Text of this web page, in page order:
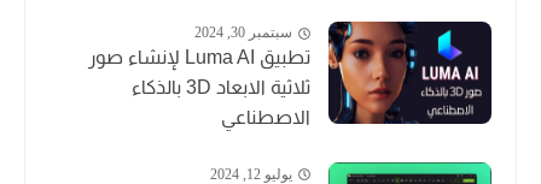
سبتمبر 30, 2024
تطبيق Luma AI لإنشاء صور
ثلاثية الابعاد 3D بالذكاء
الاصطناعي
يوليو 12, 2024